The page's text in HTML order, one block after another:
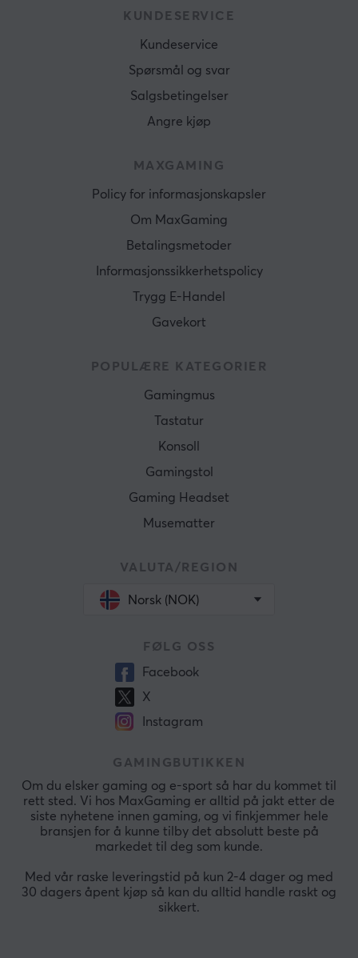
KUNDESERVICE
Kundeservice
Spørsmål og svar
Salgsbetingelser
Angre kjøp
MAXGAMING
Policy for informasjonskapsler
Om MaxGaming
Betalingsmetoder
Informasjonssikkerhetspolicy
Trygg E-Handel
Gavekort
POPULÆRE KATEGORIER
Gamingmus
Tastatur
Konsoll
Gamingstol
Gaming Headset
Musematter
VALUTA/REGION
Norsk (NOK)
FØLG OSS
Facebook
X
Instagram
GAMINGBUTIKKEN
Om du elsker gaming og e-sport så har du kommet til
rett sted. Vi hos MaxGaming er alltid på jakt etter de
siste nyhetene innen gaming, og vi finkjemmer hele
bransjen for å kunne tilby det absolutt beste på
markedet til deg som kunde.
Med vår raske leveringstid på kun 2-4 dager og med
30 dagers åpent kjøp så kan du alltid handle raskt og
sikkert.